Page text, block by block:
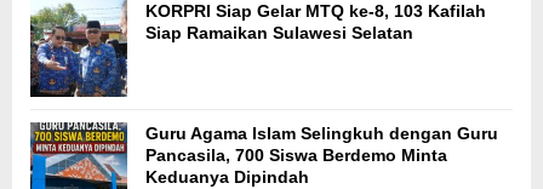
KORPRI Siap Gelar MTQ ke-8, 103 Kafilah
Siap Ramaikan Sulawesi Selatan
Guru Agama Islam Selingkuh dengan Guru
Pancasila, 700 Siswa Berdemo Minta
Keduanya Dipindah